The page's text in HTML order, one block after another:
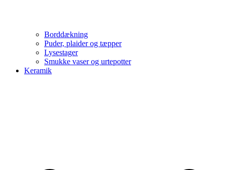
Borddækning
Puder, plaider og tæpper
Lysestager
Smukke vaser og urtepotter
Keramik